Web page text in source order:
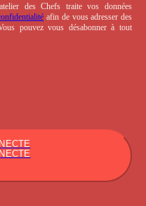
des Chefs traite vos données
afin de vous adresser des
pouvez vous désabonner à tout